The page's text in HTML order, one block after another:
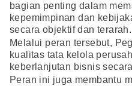
bagian penting dalam
kepemimpinan dan
secara objektif dan terarah.
Melalui peran tersebut,
kualitas tata kelola
keberlanjutan bisnis
Peran ini juga membantu